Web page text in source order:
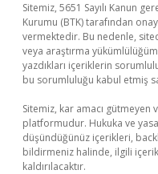
Sitemiz, 5651 Sayılı Kanun
Kurumu (BTK) tarafından
vermektedir. Bu nedenle,
veya araştırma
yazdıkları içeriklerin
bu sorumluluğu kabul etmiş
Sitemiz, kar amacı
platformudur. Hukuka ve
düşündüğünüz içerikleri,
bildirmeniz halinde, ilgili
kaldırılacaktır.